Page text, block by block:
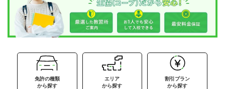
免許の種類
から探す
エリア
から探す
割引プラン
から探す